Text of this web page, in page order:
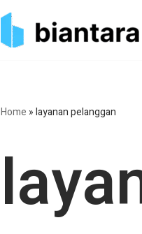
Home »layanan pelanggan